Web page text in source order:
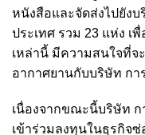
หนังสือและจัดส่งไปยัง
ประเทศ รวม 23 แห่ง
เหล่านี้ มีความสนใจที่จ
อากาศยานกับบริษัท กา
เนื่องจากขณะนี้บริษัท
เข้าร่วมลงทุนในธุรกิจซ่